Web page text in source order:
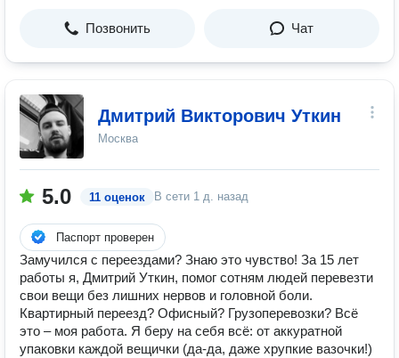
Позвонить Чат
Дмитрий Викторович Уткин
Москва
5.0 11 оценок В сети 1 д. назад
Паспорт проверен
Замучился с переездами? Знаю это чувство! За 15 лет
работы я, Дмитрий Уткин, помог сотням людей перевезти
свои вещи без лишних нервов и головной боли.
Квартирный переезд? Офисный? Грузоперевозки? Всё
это – моя работа. Я беру на себя всё: от аккуратной
упаковки каждой вещички (да-да, даже хрупкие вазочки!)